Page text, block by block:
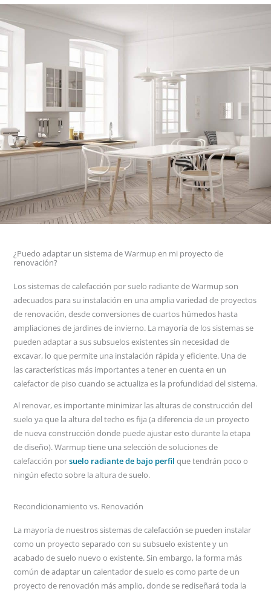
¿Puedo adaptar un sistema de Warmup en mi proyecto de
renovación?
Los sistemas de calefacción por suelo radiante de Warmup son
adecuados para su instalación en una amplia variedad de proyectos
de renovación, desde conversiones de cuartos húmedos hasta
ampliaciones de jardines de invierno. La mayoría de los sistemas se
pueden adaptar a sus subsuelos existentes sin necesidad de
excavar, lo que permite una instalación rápida y eficiente. Una de
las características más importantes a tener en cuenta en un
calefactor de piso cuando se actualiza es la profundidad del sistema.
Al renovar, es importante minimizar las alturas de construcción del
suelo ya que la altura del techo es fija (a diferencia de un proyecto
de nueva construcción donde puede ajustar esto durante la etapa
de diseño). Warmup tiene una selección de soluciones de
calefacción porsuelo radiante de bajo perfil que tendrán poco o
ningún efecto sobre la altura de suelo.
Recondicionamiento vs. Renovación
La mayoría de nuestros sistemas de calefacción se pueden instalar
como un proyecto separado con su subsuelo existente y un
acabado de suelo nuevo o existente. Sin embargo, la forma más
común de adaptar un calentador de suelo es como parte de un
proyecto de renovación más amplio, donde se rediseñará toda la